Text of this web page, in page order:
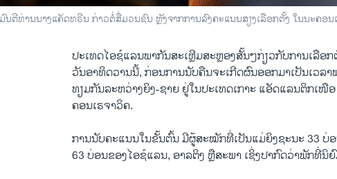
ຕີທ່ານນາງແຄັດທຣີນ ກ່າວຕໍ່ສື່ມວນຊົນ ຫຼັງຈາກການລົງຄະແນນສຽງເລືອກຕັ້ງ ໃນນະຄອ
ປະເທດໄອຊ໌ແລນພາກັນສະເຫຼີມສະຫຼອງສັ້ນໆກ່ຽວກັບການເລືອ
ວັນອາທິດວານນີ້, ກ່ອນການນັບຄືນຈະເກີດຜົນອອກມາເປັນເວລ
ທຽມກັນລະຫວ່າງຍິງ-ຊາຍ ຢູ່ໃນປະເທດເກາະ ແອັດແລນຕິກເໜື
ຄອນເຣຈາວິຄ.
ການນັບຄະແນນໃນຂັ້ນຕົ້ນ ມີຜູ້ສະໝັກທີ່ເປັນແມ່ຍິງຊະນະ 33
63 ບ່ອນຂອງໄອຊ໌ແລນ, ອາລຕິງ ຫຼືສະພາ ເຊິ່ງປາກົດວ່າພັກທີ່